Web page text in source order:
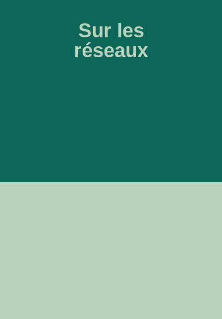
Sur les
réseaux